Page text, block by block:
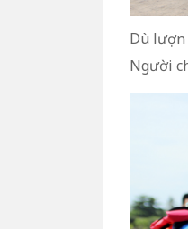
Dù lượn
Người